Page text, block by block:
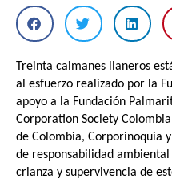
Treinta caimanes llaneros
al esfuerzo realizado por la
apoyo a la Fundación
Corporation Society
de Colombia, Corporinoquia
de responsabilidad
crianza y supervivencia de